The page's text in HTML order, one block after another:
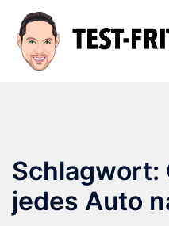
Inhalt
springen
Schlagwort:
jedes Auto